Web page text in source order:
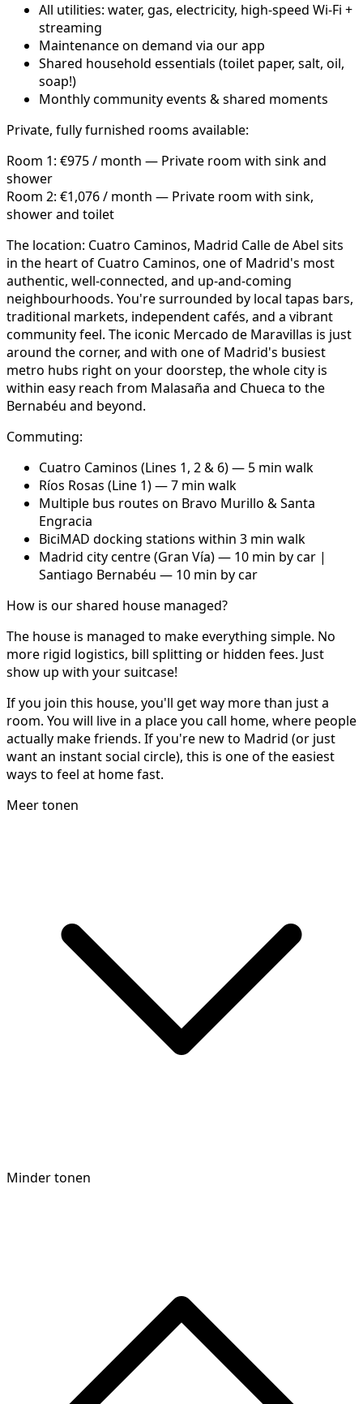
All utilities: water, gas, electricity, high-speed Wi-Fi +
streaming
Maintenance on demand via our app
Shared household essentials (toilet paper, salt, oil,
soap!)
Monthly community events & shared moments
Private, fully furnished rooms available:
Room 1: €975 / month — Private room with sink and
shower
Room 2: €1,076 / month — Private room with sink,
shower and toilet
The location: Cuatro Caminos, Madrid Calle de Abel sits
in the heart of Cuatro Caminos, one of Madrid's most
authentic, well-connected, and up-and-coming
neighbourhoods. You're surrounded by local tapas bars,
traditional markets, independent cafés, and a vibrant
community feel. The iconic Mercado de Maravillas is just
around the corner, and with one of Madrid's busiest
metro hubs right on your doorstep, the whole city is
within easy reach from Malasaña and Chueca to the
Bernabéu and beyond.
Commuting:
Cuatro Caminos (Lines 1, 2 & 6) — 5 min walk
Ríos Rosas (Line 1) — 7 min walk
Multiple bus routes on Bravo Murillo & Santa
Engracia
BiciMAD docking stations within 3 min walk
Madrid city centre (Gran Vía) — 10 min by car |
Santiago Bernabéu — 10 min by car
How is our shared house managed?
The house is managed to make everything simple. No
more rigid logistics, bill splitting or hidden fees. Just
show up with your suitcase!
If you join this house, you'll get way more than just a
room. You will live in a place you call home, where people
actually make friends. If you're new to Madrid (or just
want an instant social circle), this is one of the easiest
ways to feel at home fast.
Meer tonen
Minder tonen